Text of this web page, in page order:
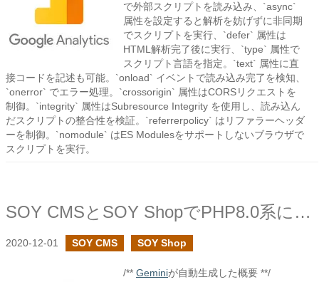
で外部スクリプトを読み込み、`async`
属性を設定すると解析を妨げずに非同期
でスクリプトを実行、`defer` 属性は
HTML解析完了後に実行、`type` 属性で
スクリプト言語を指定。`text` 属性に直
接コードを記述も可能。`onload` イベントで読み込み完了を検知、
`onerror` でエラー処理。`crossorigin` 属性はCORSリクエストを
制御。`integrity` 属性はSubresource Integrity を使用し、読み込ん
だスクリプトの整合性を検証。`referrerpolicy` はリファラーヘッダ
ーを制御。`nomodule` はES Modulesをサポートしないブラウザで
スクリプトを実行。
SOY CMSとSOY ShopでPHP8.0系に対応しています
2020-12-01 SOY CMS SOY Shop
/** Geminiが自動生成した概要 **/